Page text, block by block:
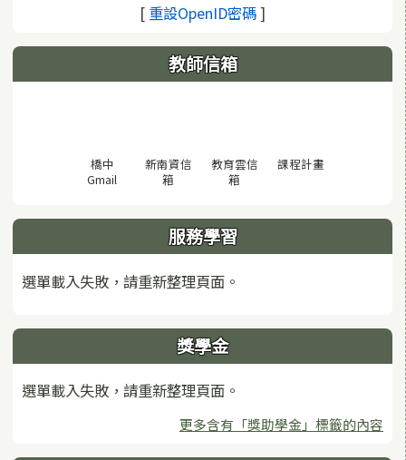
[ 重設OpenID密碼(另開視窗)
]
教師信箱
橋中
Gmail (另開視窗)
新南資信
箱
教育雲信
箱
課程計畫(另開視窗)
服務學習
選單載入失敗，請重新整理頁面。
獎學金
選單載入失敗，請重新整理頁面。
更多含有「獎助學金」標籤的內容